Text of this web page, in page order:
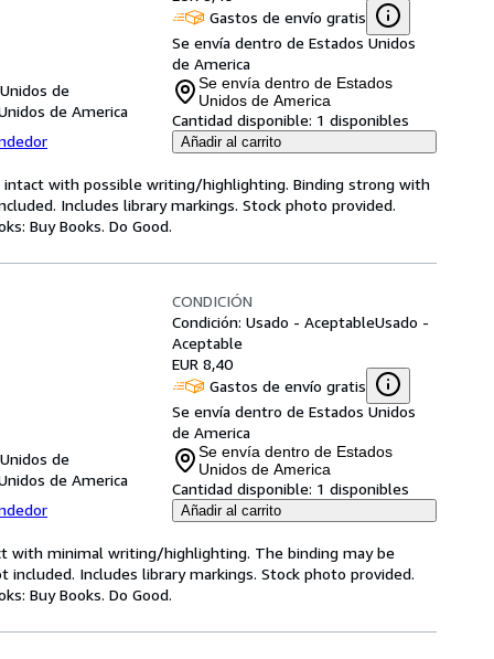
de
de America
Gastos de envío gratis
Se envía dentro de Estados Unidos
de America
Se envía dentro de Estados
Unidos de America
Cantidad disponible: 1 disponibles
Añadir al carrito
intact with possible writing/highlighting. Binding strong with
Includes library markings. Stock photo provided.
Buy Books. Do Good.
de
de America
CONDICIÓN
Condición: Usado - AceptableUsado -
Aceptable
EUR 8,40
Gastos de envío gratis
Se envía dentro de Estados Unidos
de America
Se envía dentro de Estados
Unidos de America
Cantidad disponible: 1 disponibles
Añadir al carrito
with minimal writing/highlighting. The binding may be
Includes library markings. Stock photo provided.
Buy Books. Do Good.